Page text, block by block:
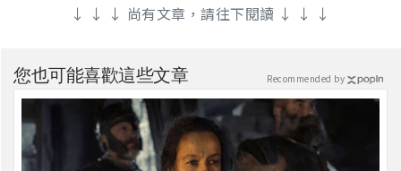
↓ ↓ ↓ 尚有文章，請往下閱讀 ↓ ↓ ↓
您也可能喜歡這些文章 Recommended by